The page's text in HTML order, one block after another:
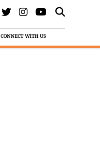
CONNECT WITH US